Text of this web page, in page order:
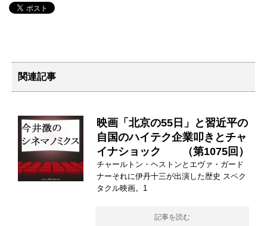
関連記事
映画「北京の55日」と習近平の
自国のハイテク企業叩きとチャ
イナショック （第1075回）
チャールトン・ヘストンとエヴァ・ガード
ナーそれに伊丹十三が出演した歴史 スペク
タクル映画。1
記事を読む